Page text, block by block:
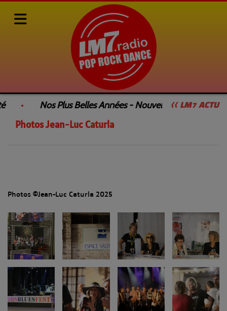
<< LM7 ACTU
Nos Plus Belles Années - Nouvelle Émission
Photos Photos Jean-Luc Caturla Photos Jean-Luc Caturla
Photos Jean-Luc Caturla
Photos ©Jean-Luc Caturla 2025